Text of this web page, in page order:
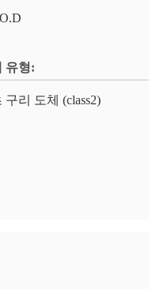
유형:
구리 도체 (class2)